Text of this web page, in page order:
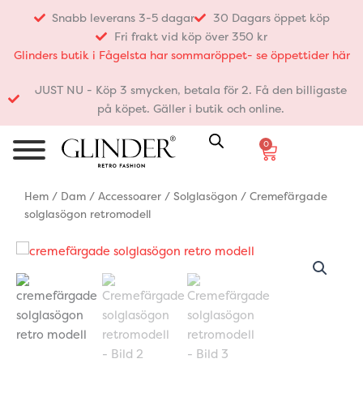
innehåll
Snabb leverans 3-5 dagar
30 Dagars öppet köp
Fri frakt vid köp över 350 kr
Glinders butik i Fågelsta har sommaröppet- se öppettider här
JUST NU - Köp 3 smycken, betala för 2. Få den billigaste
på köpet. Gäller i butik och online.
0
Varukorg
Hem / Dam / Accessoarer / Solglasögon / Cremefärgade
solglasögon retromodell